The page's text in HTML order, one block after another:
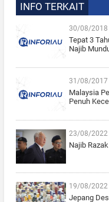
INFO TERKAIT
30/08/2018
Tepat 3
Najib
31/08/2017
Malaysia
Penuh
23/08/2022
Najib
19/08/2022
Jepang